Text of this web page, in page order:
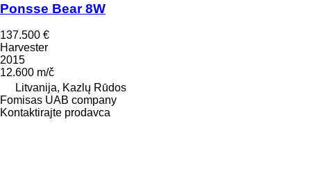
Ponsse Bear 8W
137.500 €
Harvester
2015
12.600 m/č
Litvanija, Kazlų Rūdos
Fomisas UAB company
Kontaktirajte prodavca